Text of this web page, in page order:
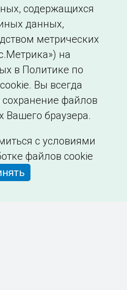
содержащихся
данных,
метрических
на
в Политике по
Вы всегда
файлов
Вашего браузера.
с условиями
файлов cookie